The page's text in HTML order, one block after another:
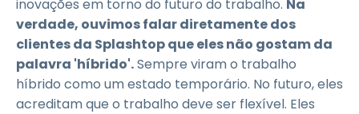
inovações em torno do futuro do trabalho. Na
verdade, ouvimos falar diretamente dos
clientes da Splashtop que eles não gostam da
palavra 'híbrido'.Sempre viram o trabalho
híbrido como um estado temporário. No futuro, eles
acreditam que o trabalho deve ser flexível. Eles